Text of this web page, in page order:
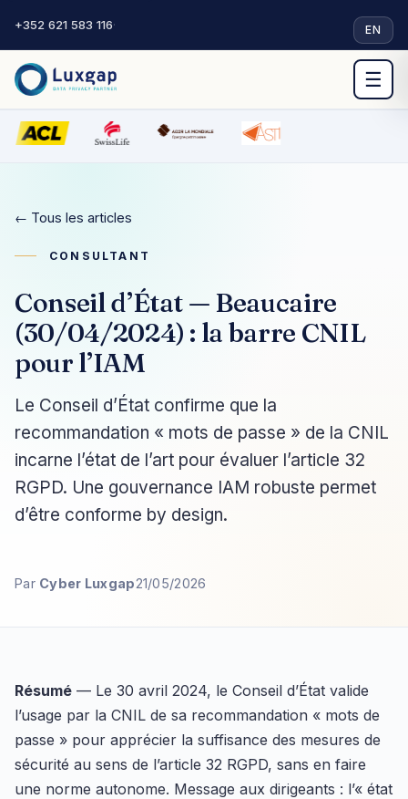
+352 621 583 116· EN
☰
← Tous les articles
CONSULTANT
Conseil d’État — Beaucaire
(30/04/2024) : la barre CNIL
pour l’IAM
Le Conseil d’État confirme que la
recommandation « mots de passe » de la CNIL
incarne l’état de l’art pour évaluer l’article 32
RGPD. Une gouvernance IAM robuste permet
d’être conforme by design.
Par Cyber Luxgap21/05/2026
Résumé — Le 30 avril 2024, le Conseil d’État valide
l’usage par la CNIL de sa recommandation « mots de
passe » pour apprécier la suffisance des mesures de
sécurité au sens de l’article 32 RGPD, sans en faire
une norme autonome. Message aux dirigeants : l’« état